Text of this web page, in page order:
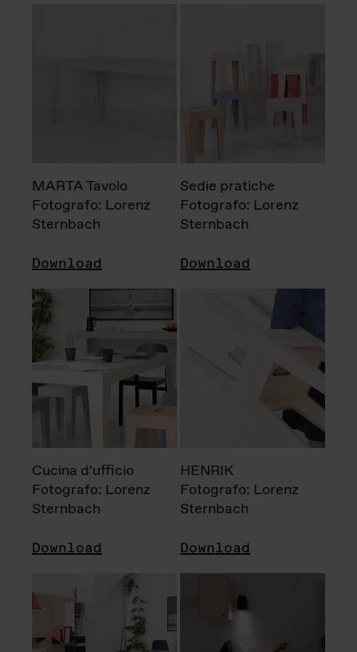
MARTA Tavolo
Fotografo: Lorenz
Sternbach
Download
Sedie pratiche
Fotografo: Lorenz
Sternbach
Download
Cucina d'ufficio
Fotografo: Lorenz
Sternbach
Download
HENRIK
Fotografo: Lorenz
Sternbach
Download